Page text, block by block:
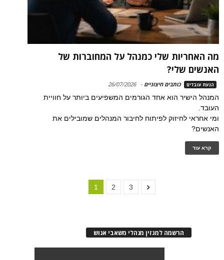
מה האחריות שלי כמנהל על המחוברות של
האנשים שלי?
הנעת עובדים כותבים חיצוניים -
26/07/2026
המנהל הישיר הוא אחד הגורמים המשפיעים ביותר על חוויית
העובד.
ומי אחראי לחיזוק לפיתוח לחיבור המנהלים שמובילים את
האנשים?
קרא עוד
1 2 3
הרשמה למגזין מנהלי משאבי אנוש